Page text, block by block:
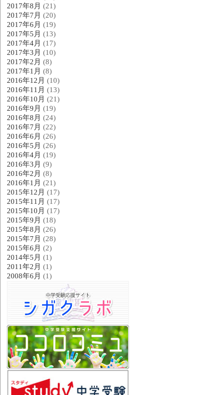
2017年8月 (21)
2017年7月 (20)
2017年6月 (19)
2017年5月 (13)
2017年4月 (17)
2017年3月 (10)
2017年2月 (8)
2017年1月 (8)
2016年12月 (10)
2016年11月 (13)
2016年10月 (21)
2016年9月 (19)
2016年8月 (24)
2016年7月 (22)
2016年6月 (26)
2016年5月 (26)
2016年4月 (19)
2016年3月 (9)
2016年2月 (8)
2016年1月 (21)
2015年12月 (17)
2015年11月 (17)
2015年10月 (17)
2015年9月 (18)
2015年8月 (26)
2015年7月 (28)
2015年6月 (2)
2014年5月 (1)
2011年2月 (1)
2008年6月 (1)